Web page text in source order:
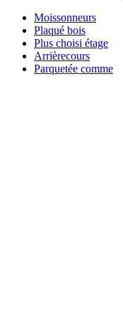
Moissonneurs
Plaqué bois
Plus choisi étage
Arrièrecours
Parquetée comme